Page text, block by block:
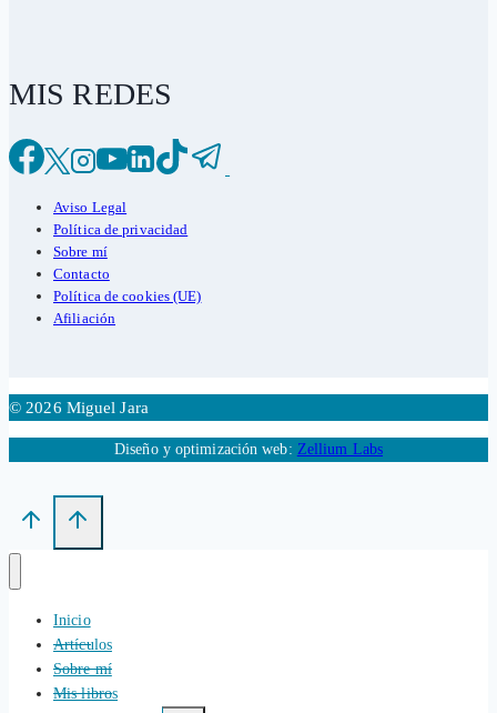
MIS REDES
Aviso Legal
Política de privacidad
Sobre mí
Contacto
Política de cookies (UE)
Afiliación
© 2026 Miguel Jara
Diseño y optimización web: Zellium Labs
Inicio
Artículos
Sobre mí
Mis libros